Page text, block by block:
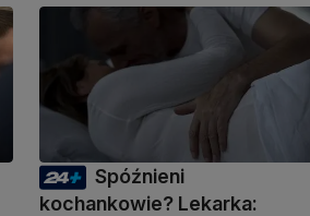
Spóźnieni
kochankowie? Lekarka: